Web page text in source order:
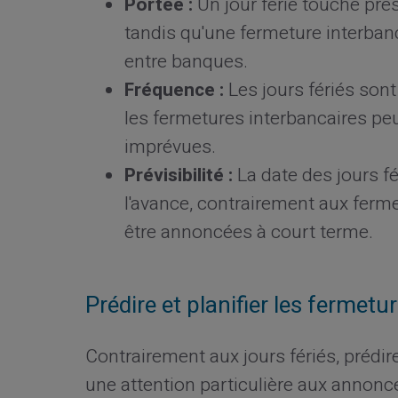
tandis qu'une fermeture
entre banques.
Fréquence : Les jours fériés
les fermetures interbancaires
imprévues.
Prévisibilité : La date des jours
l'avance, contrairement aux
être annoncées à court terme.
Prédire et planifier les
Contrairement aux jours fériés,
une attention particulière aux